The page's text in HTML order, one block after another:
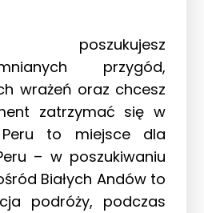
poszukujesz
przygód,
wrażeń oraz chcesz
zatrzymać się w
to miejsce dla
– w poszukiwaniu
Białych Andówto
podróży, podczas